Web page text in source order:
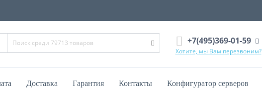
+7(495)369-01-59
Хотите, мы Вам перезвоним?
Доставка Гарантия Контакты Конфигуратор серверов